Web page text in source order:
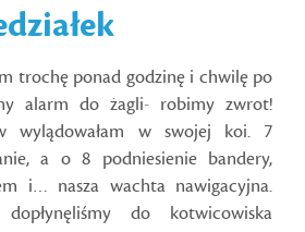
trochę ponad godzinę i chwilę po
alarm do żagli- robimy zwrot!
wylądowałam w swojej koi. 7
a o 8 podniesienie bandery,
i… nasza wachta nawigacyjna.
do kotwicowiska